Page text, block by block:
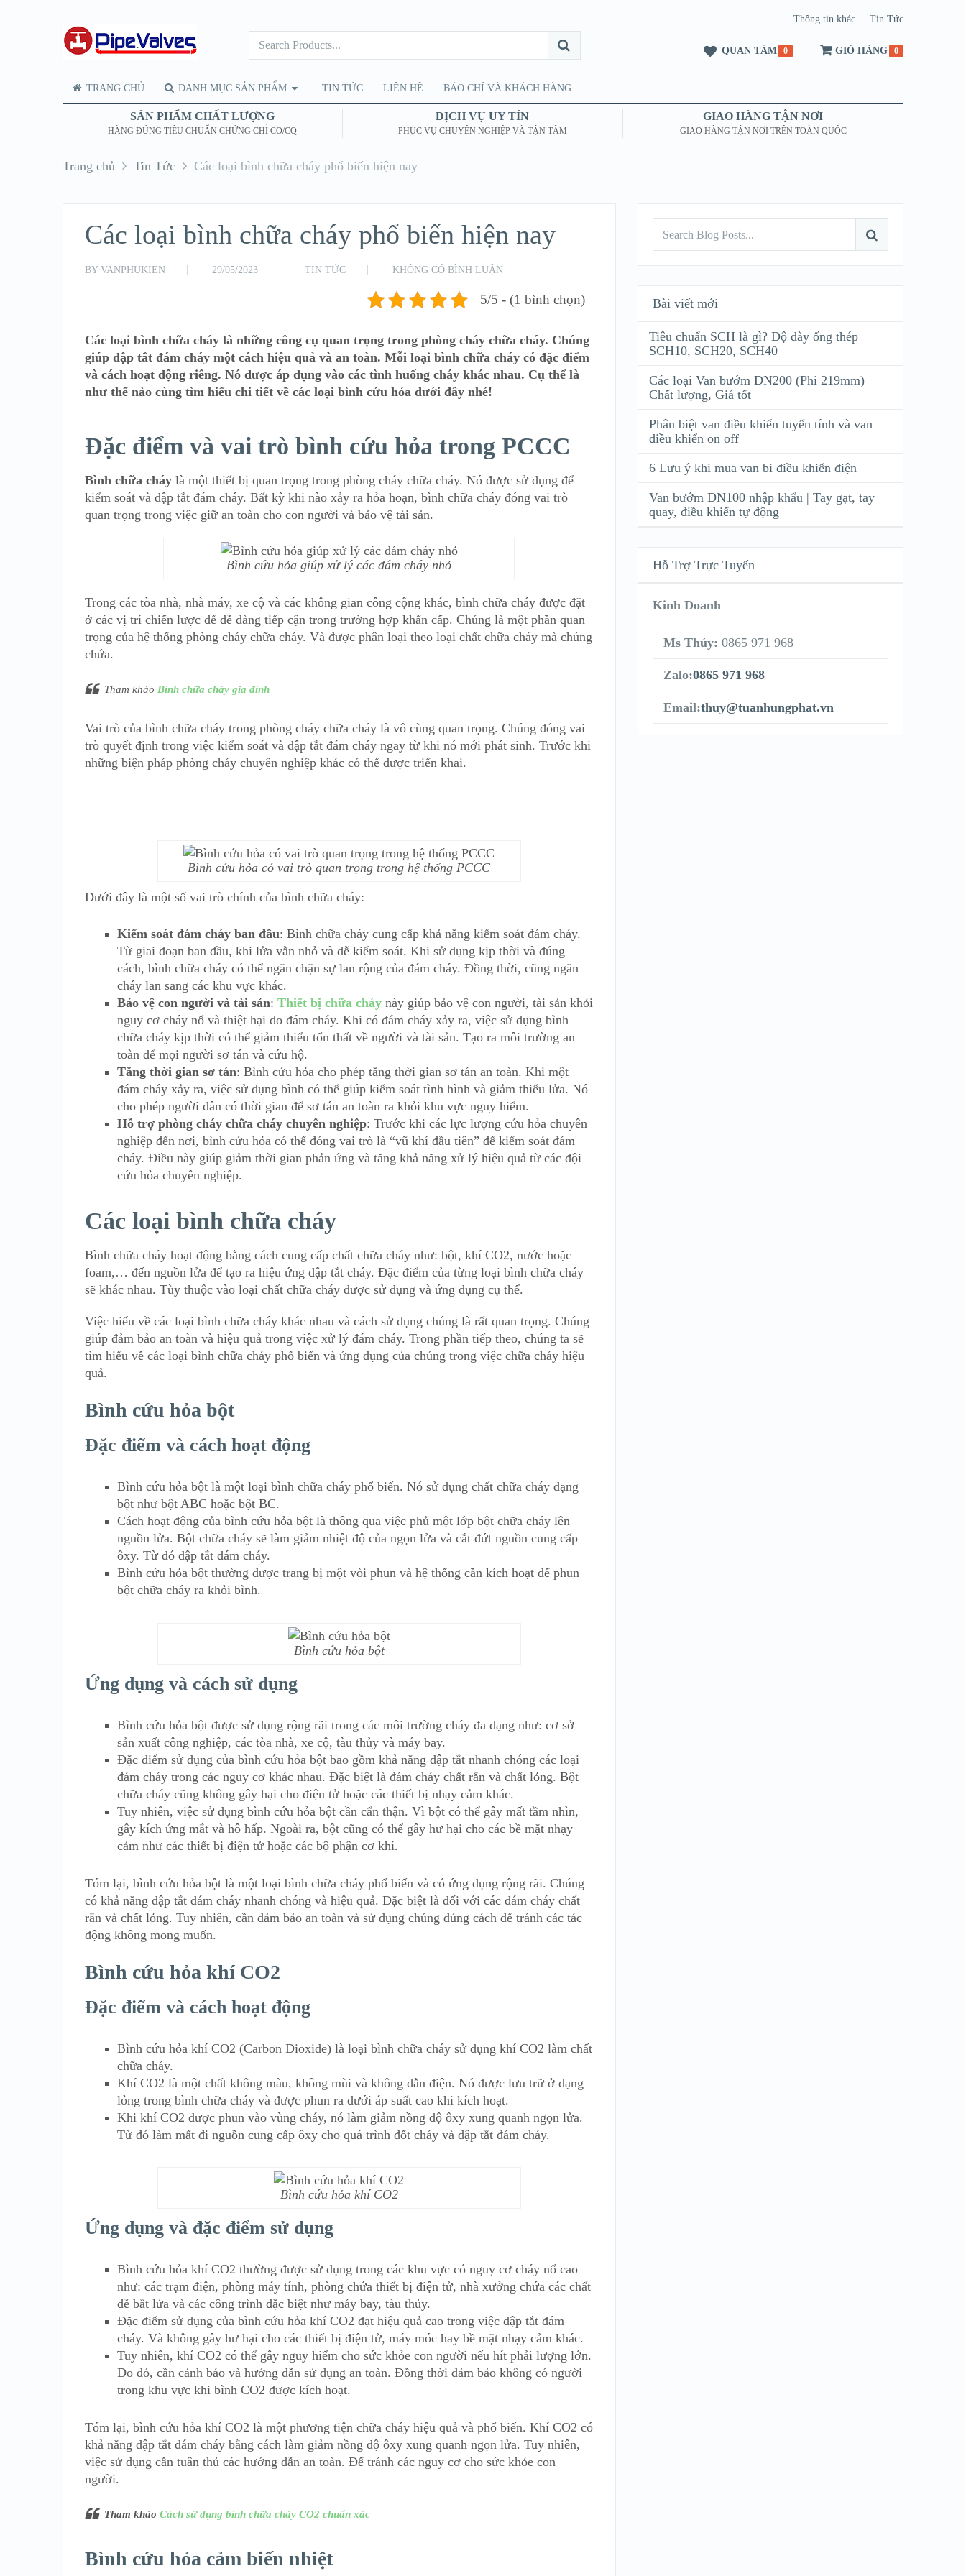
Thông tin khác Tin Tức
QUAN TÂM 0 GIỎ HÀNG 0
TRANG CHỦ DANH MỤC SẢN PHẨM TIN TỨC LIÊN HỆ BÁO CHÍ VÀ KHÁCH HÀNG
SẢN PHẨM CHẤT LƯỢNG
HÀNG ĐÚNG TIÊU CHUẨN CHỨNG CHỈ CO/CQ
DỊCH VỤ UY TÍN
PHỤC VỤ CHUYÊN NGHIỆP VÀ TẬN TÂM
GIAO HÀNG TẬN NƠI
GIAO HÀNG TẬN NƠI TRÊN TOÀN QUỐC
Trang chủ Tin Tức Các loại bình chữa cháy phổ biến hiện nay
Các loại bình chữa cháy phổ biến hiện nay
BY VANPHUKIEN 29/05/2023 TIN TỨC KHÔNG CÓ BÌNH LUẬN
5/5 - (1 bình chọn)
Các loại bình chữa cháy là những công cụ quan trọng trong phòng cháy chữa cháy. Chúng
giúp dập tắt đám cháy một cách hiệu quả và an toàn. Mỗi loại bình chữa cháy có đặc điểm
và cách hoạt động riêng. Nó được áp dụng vào các tình huống cháy khác nhau. Cụ thể là
như thế nào cùng tìm hiểu chi tiết về các loại bình cứu hỏa dưới đây nhé!
Đặc điểm và vai trò bình cứu hỏa trong PCCC
Bình chữa cháy là một thiết bị quan trọng trong phòng cháy chữa cháy. Nó được sử dụng để
kiểm soát và dập tắt đám cháy. Bất kỳ khi nào xảy ra hỏa hoạn, bình chữa cháy đóng vai trò
quan trọng trong việc giữ an toàn cho con người và bảo vệ tài sản.
Bình cứu hỏa giúp xử lý các đám cháy nhỏ
Trong các tòa nhà, nhà máy, xe cộ và các không gian công cộng khác, bình chữa cháy được đặt
ở các vị trí chiến lược để dễ dàng tiếp cận trong trường hợp khẩn cấp. Chúng là một phần quan
trọng của hệ thống phòng cháy chữa cháy. Và được phân loại theo loại chất chữa cháy mà chúng
chứa.
Tham khảo Bình chữa cháy gia đình
Vai trò của bình chữa cháy trong phòng cháy chữa cháy là vô cùng quan trọng. Chúng đóng vai
trò quyết định trong việc kiểm soát và dập tắt đám cháy ngay từ khi nó mới phát sinh. Trước khi
những biện pháp phòng cháy chuyên nghiệp khác có thể được triển khai.
Bình cứu hỏa có vai trò quan trọng trong hệ thống PCCC
Dưới đây là một số vai trò chính của bình chữa cháy:
Kiểm soát đám cháy ban đầu: Bình chữa cháy cung cấp khả năng kiểm soát đám cháy.
Từ giai đoạn ban đầu, khi lửa vẫn nhỏ và dễ kiểm soát. Khi sử dụng kịp thời và đúng
cách, bình chữa cháy có thể ngăn chặn sự lan rộng của đám cháy. Đồng thời, cũng ngăn
cháy lan sang các khu vực khác.
Bảo vệ con người và tài sản: Thiết bị chữa cháy này giúp bảo vệ con người, tài sản khỏi
nguy cơ cháy nổ và thiệt hại do đám cháy. Khi có đám cháy xảy ra, việc sử dụng bình
chữa cháy kịp thời có thể giảm thiểu tổn thất về người và tài sản. Tạo ra môi trường an
toàn để mọi người sơ tán và cứu hộ.
Tăng thời gian sơ tán: Bình cứu hỏa cho phép tăng thời gian sơ tán an toàn. Khi một
đám cháy xảy ra, việc sử dụng bình có thể giúp kiểm soát tình hình và giảm thiểu lửa. Nó
cho phép người dân có thời gian để sơ tán an toàn ra khỏi khu vực nguy hiểm.
Hỗ trợ phòng cháy chữa cháy chuyên nghiệp: Trước khi các lực lượng cứu hỏa chuyên
nghiệp đến nơi, bình cứu hỏa có thể đóng vai trò là “vũ khí đầu tiên” để kiểm soát đám
cháy. Điều này giúp giảm thời gian phản ứng và tăng khả năng xử lý hiệu quả từ các đội
cứu hỏa chuyên nghiệp.
Các loại bình chữa cháy
Bình chữa cháy hoạt động bằng cách cung cấp chất chữa cháy như: bột, khí CO2, nước hoặc
foam,… đến nguồn lửa để tạo ra hiệu ứng dập tắt cháy. Đặc điểm của từng loại bình chữa cháy
sẽ khác nhau. Tùy thuộc vào loại chất chữa cháy được sử dụng và ứng dụng cụ thể.
Việc hiểu về các loại bình chữa cháy khác nhau và cách sử dụng chúng là rất quan trọng. Chúng
giúp đảm bảo an toàn và hiệu quả trong việc xử lý đám cháy. Trong phần tiếp theo, chúng ta sẽ
tìm hiểu về các loại bình chữa cháy phổ biến và ứng dụng của chúng trong việc chữa cháy hiệu
quả.
Bình cứu hỏa bột
Đặc điểm và cách hoạt động
Bình cứu hỏa bột là một loại bình chữa cháy phổ biến. Nó sử dụng chất chữa cháy dạng
bột như bột ABC hoặc bột BC.
Cách hoạt động của bình cứu hỏa bột là thông qua việc phủ một lớp bột chữa cháy lên
nguồn lửa. Bột chữa cháy sẽ làm giảm nhiệt độ của ngọn lửa và cắt đứt nguồn cung cấp
ôxy. Từ đó dập tắt đám cháy.
Bình cứu hỏa bột thường được trang bị một vòi phun và hệ thống cần kích hoạt để phun
bột chữa cháy ra khỏi bình.
Bình cứu hỏa bột
Ứng dụng và cách sử dụng
Bình cứu hỏa bột được sử dụng rộng rãi trong các môi trường cháy đa dạng như: cơ sở
sản xuất công nghiệp, các tòa nhà, xe cộ, tàu thủy và máy bay.
Đặc điểm sử dụng của bình cứu hỏa bột bao gồm khả năng dập tắt nhanh chóng các loại
đám cháy trong các nguy cơ khác nhau. Đặc biệt là đám cháy chất rắn và chất lỏng. Bột
chữa cháy cũng không gây hại cho điện tử hoặc các thiết bị nhạy cảm khác.
Tuy nhiên, việc sử dụng bình cứu hỏa bột cần cẩn thận. Vì bột có thể gây mất tầm nhìn,
gây kích ứng mắt và hô hấp. Ngoài ra, bột cũng có thể gây hư hại cho các bề mặt nhạy
cảm như các thiết bị điện tử hoặc các bộ phận cơ khí.
Tóm lại, bình cứu hỏa bột là một loại bình chữa cháy phổ biến và có ứng dụng rộng rãi. Chúng
có khả năng dập tắt đám cháy nhanh chóng và hiệu quả. Đặc biệt là đối với các đám cháy chất
rắn và chất lỏng. Tuy nhiên, cần đảm bảo an toàn và sử dụng chúng đúng cách để tránh các tác
động không mong muốn.
Bình cứu hỏa khí CO2
Đặc điểm và cách hoạt động
Bình cứu hỏa khí CO2 (Carbon Dioxide) là loại bình chữa cháy sử dụng khí CO2 làm chất
chữa cháy.
Khí CO2 là một chất không màu, không mùi và không dẫn điện. Nó được lưu trữ ở dạng
lỏng trong bình chữa cháy và được phun ra dưới áp suất cao khi kích hoạt.
Khi khí CO2 được phun vào vùng cháy, nó làm giảm nồng độ ôxy xung quanh ngọn lửa.
Từ đó làm mất đi nguồn cung cấp ôxy cho quá trình đốt cháy và dập tắt đám cháy.
Bình cứu hỏa khí CO2
Ứng dụng và đặc điểm sử dụng
Bình cứu hỏa khí CO2 thường được sử dụng trong các khu vực có nguy cơ cháy nổ cao
như: các trạm điện, phòng máy tính, phòng chứa thiết bị điện tử, nhà xưởng chứa các chất
dễ bắt lửa và các công trình đặc biệt như máy bay, tàu thủy.
Đặc điểm sử dụng của bình cứu hỏa khí CO2 đạt hiệu quả cao trong việc dập tắt đám
cháy. Và không gây hư hại cho các thiết bị điện tử, máy móc hay bề mặt nhạy cảm khác.
Tuy nhiên, khí CO2 có thể gây nguy hiểm cho sức khỏe con người nếu hít phải lượng lớn.
Do đó, cần cảnh báo và hướng dẫn sử dụng an toàn. Đồng thời đảm bảo không có người
trong khu vực khi bình CO2 được kích hoạt.
Tóm lại, bình cứu hỏa khí CO2 là một phương tiện chữa cháy hiệu quả và phổ biến. Khí CO2 có
khả năng dập tắt đám cháy bằng cách làm giảm nồng độ ôxy xung quanh ngọn lửa. Tuy nhiên,
việc sử dụng cần tuân thủ các hướng dẫn an toàn. Để tránh các nguy cơ cho sức khỏe con
người.
Tham khảo Cách sử dụng bình chữa cháy CO2 chuẩn xác
Bình cứu hỏa cảm biến nhiệt
Bài viết mới
Tiêu chuẩn SCH là gì? Độ dày ống thép
SCH10, SCH20, SCH40
Các loại Van bướm DN200 (Phi 219mm)
Chất lượng, Giá tốt
Phân biệt van điều khiển tuyến tính và van
điều khiển on off
6 Lưu ý khi mua van bi điều khiển điện
Van bướm DN100 nhập khẩu | Tay gạt, tay
quay, điều khiển tự động
Hỗ Trợ Trực Tuyến
Kinh Doanh
Ms Thủy: 0865 971 968
Zalo:0865 971 968
Email:thuy@tuanhungphat.vn